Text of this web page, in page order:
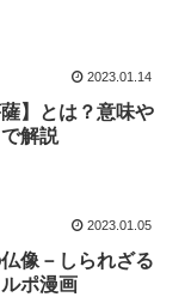
2023.01.14
】とは？意味や
解説
2023.01.05
像－しられざる
ポ漫画